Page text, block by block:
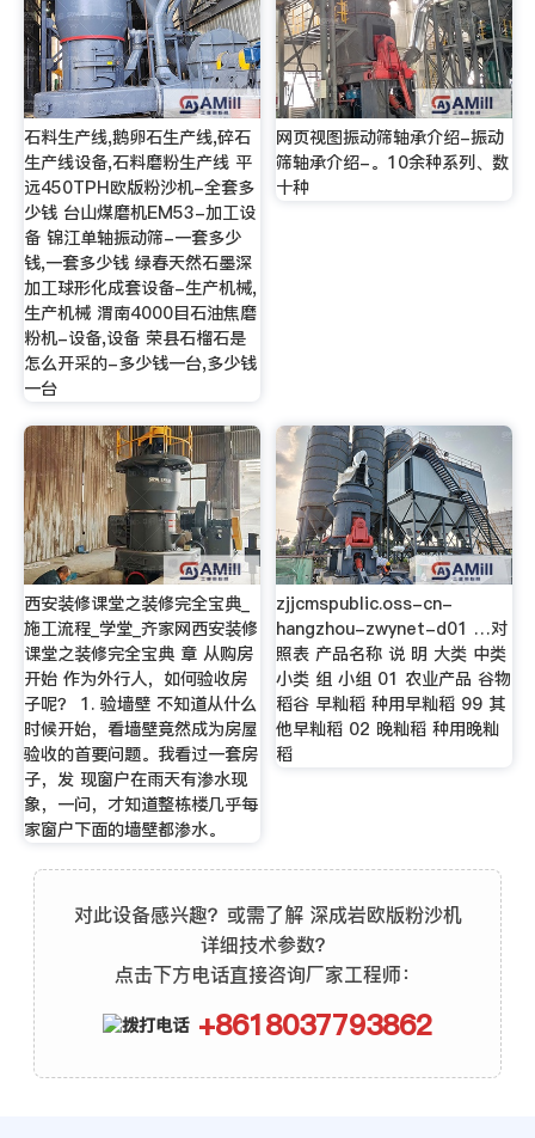
石料生产线,鹅卵石生产线,碎石
生产线设备,石料磨粉生产线 平
远450TPH欧版粉沙机-全套多
少钱 台山煤磨机EM53-加工设
备 锦江单轴振动筛-一套多少
钱,一套多少钱 绿春天然石墨深
加工球形化成套设备-生产机械,
生产机械 渭南4000目石油焦磨
粉机-设备,设备 荣县石榴石是
怎么开采的-多少钱一台,多少钱
一台
网页视图振动筛轴承介绍-振动
筛轴承介绍-。10余种系列、数
十种
西安装修课堂之装修完全宝典_
施工流程_学堂_齐家网西安装修
课堂之装修完全宝典 章 从购房
开始 作为外行人，如何验收房
子呢？ 1. 验墙壁 不知道从什么
时候开始，看墙壁竟然成为房屋
验收的首要问题。我看过一套房
子，发 现窗户在雨天有渗水现
象，一问，才知道整栋楼几乎每
家窗户下面的墙壁都渗水。
zjjcmspublic.oss-cn-
hangzhou-zwynet-d01 …对
照表 产品名称 说 明 大类 中类
小类 组 小组 01 农业产品 谷物
稻谷 早籼稻 种用早籼稻 99 其
他早籼稻 02 晚籼稻 种用晚籼
稻
对此设备感兴趣？或需了解 深成岩欧版粉沙机
详细技术参数？
点击下方电话直接咨询厂家工程师：
+8618037793862